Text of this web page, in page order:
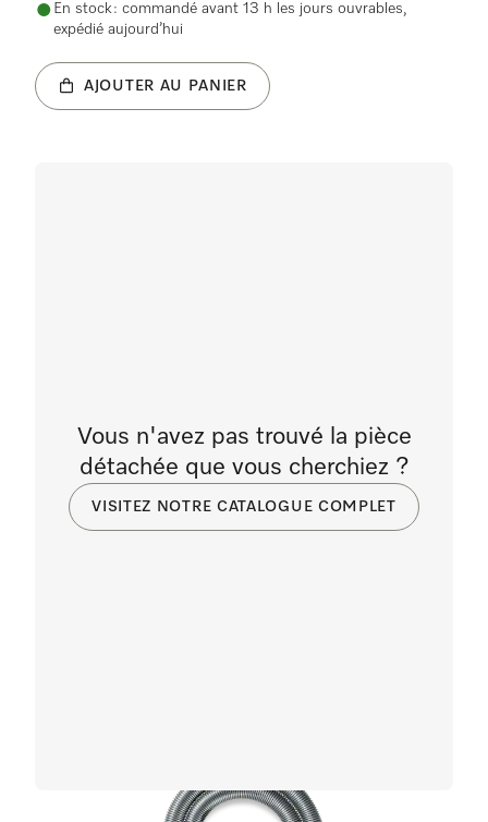
En stock : commandé avant 13 h les jours ouvrables,
expédié aujourd’hui
AJOUTER AU PANIER
Vous n'avez pas trouvé la pièce
détachée que vous cherchiez ?
VISITEZ NOTRE CATALOGUE COMPLET